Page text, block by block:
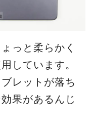
っと柔らかく
しています。
レットが落ち
果があるんじ